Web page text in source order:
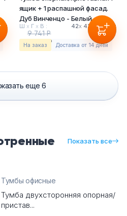
ящик + 1 распашной фасад.
Дуб Винченцо - Белый
Ш х Г х В : 42х 42 58.3см
9 059 Р
9 741 Р
На заказ Доставка от 14 дней
еще 6
Показать все
Тумбы офисные
Тумба двухсторонняя опорная/
пристав...